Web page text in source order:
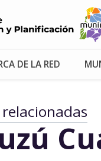
DE LA RED